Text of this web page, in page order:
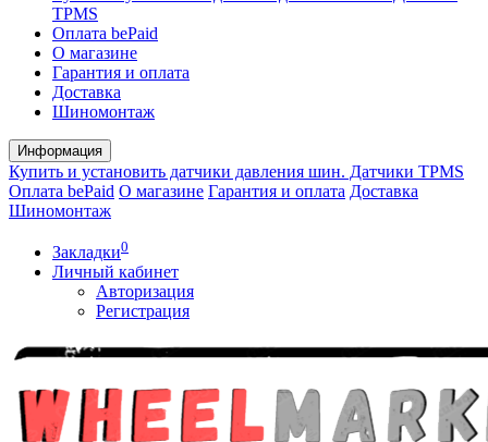
TPMS
Оплата bePaid
О магазине
Гарантия и оплата
Доставка
Шиномонтаж
Информация
Купить и установить датчики давления шин. Датчики TPMS
Оплата bePaid О магазине Гарантия и оплата Доставка
Шиномонтаж
Закладки0
Личный кабинет
Авторизация
Регистрация